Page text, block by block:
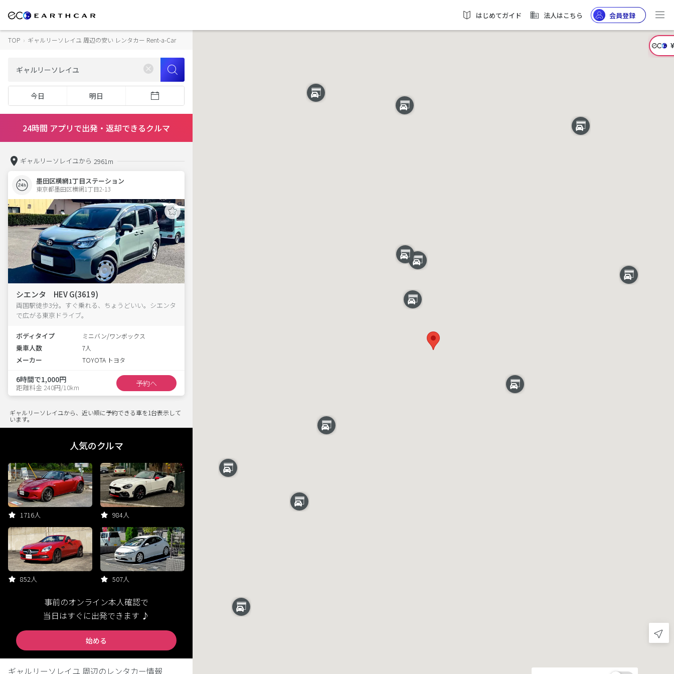
はじめてガイド 法人はこちら 会員登録
TOP › ギャルリーソレイユ 周辺の安い レンタカー Rent-a-Car
今日 明日
24時間 アプリで出発・返却できるクルマ
ギャルリーソレイユから 2961m
墨田区横網1丁目ステーション
東京都墨田区横網1丁目2-13
シエンタ HEV G(3619)
両国駅徒歩3分。すぐ乗れる、ちょうどいい。シエンタ
で広がる東京ドライブ。
ボディタイプ ミニバン/ワンボックス
乗車人数 7人
メーカー TOYOTA トヨタ
6時間で1,000円
距離料金 240円/10km 予約へ
ギャルリーソレイユから、近い順に予約できる車を1台表示して
います。
人気のクルマ
1716人 984人
852人 507人
事前のオンライン本人確認で
当日はすぐに出発できます ♪
始める
ギャルリーソレイユ 周辺のレンタカー情報